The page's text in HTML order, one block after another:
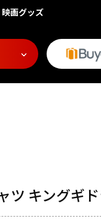
映画グッズ
ツ キングギ